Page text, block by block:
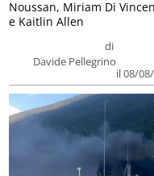
di
Davide Pellegrino
il 08/
Noussan, Miriam Di
e Kaitlin Allen